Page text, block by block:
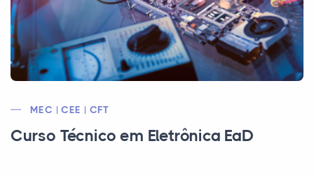
MEC | CEE | CFT
Curso Técnico em Eletrônica EaD